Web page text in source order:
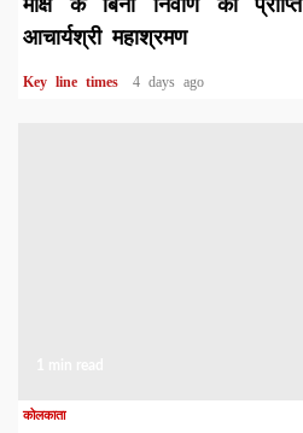
आचार्यश्री महाश्रमण
Key line times 4 days ago
कोलकाता